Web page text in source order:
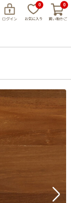
0 0
柳宗理